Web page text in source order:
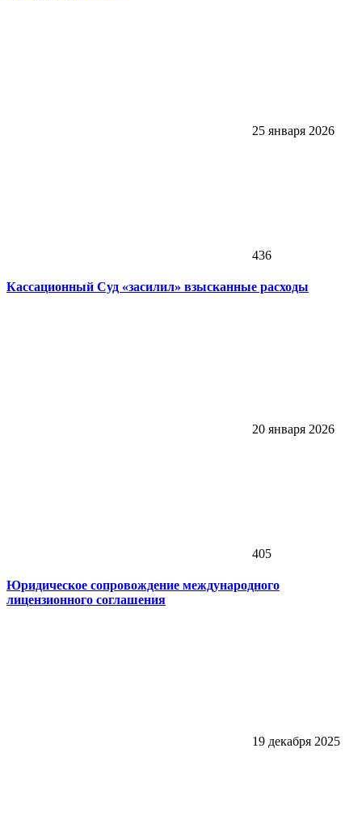
25 января 2026
436
Кассационный Суд «засилил» взысканные расходы
20 января 2026
405
Юридическое сопровождение международного
лицензионного соглашения
19 декабря 2025